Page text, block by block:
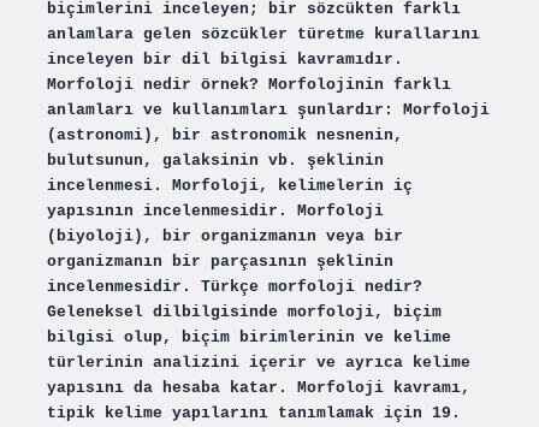
biçimlerini inceleyen; bir sözcükten farklı
anlamlara gelen sözcükler türetme kurallarını
inceleyen bir dil bilgisi kavramıdır.
Morfoloji nedir örnek? Morfolojinin farklı
anlamları ve kullanımları şunlardır: Morfoloji
(astronomi), bir astronomik nesnenin,
bulutsunun, galaksinin vb. şeklinin
incelenmesi. Morfoloji, kelimelerin iç
yapısının incelenmesidir. Morfoloji
(biyoloji), bir organizmanın veya bir
organizmanın bir parçasının şeklinin
incelenmesidir. Türkçe morfoloji nedir?
Geleneksel dilbilgisinde morfoloji, biçim
bilgisi olup, biçim birimlerinin ve kelime
türlerinin analizini içerir ve ayrıca kelime
yapısını da hesaba katar. Morfoloji kavramı,
tipik kelime yapılarını tanımlamak için 19.